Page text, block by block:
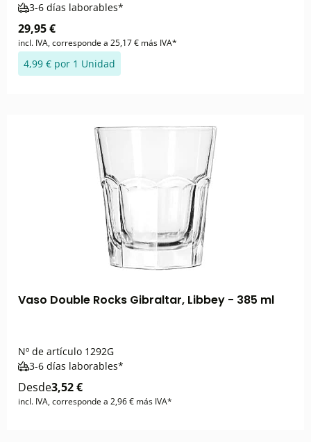
3-6 días laborables*
29,95 €
incl. IVA, corresponde a 25,17 € más IVA*
4,99 € por 1 Unidad
Vaso Double Rocks Gibraltar, Libbey - 385 ml
Nº de artículo 1292G
3-6 días laborables*
Desde3,52 €
incl. IVA, corresponde a 2,96 € más IVA*